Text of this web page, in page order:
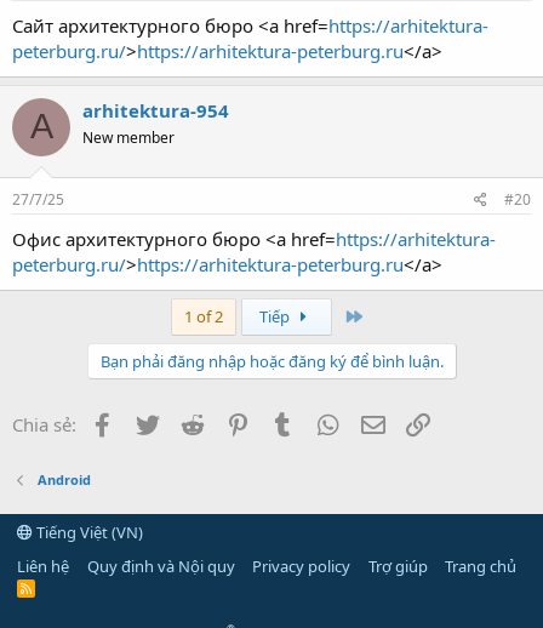
Сайт архитектурного бюро <a href=https://arhitektura-
peterburg.ru/>https://arhitektura-peterburg.ru</a>
A arhitektura-954
New member
27/7/25 #20
Офис архитектурного бюро <a href=https://arhitektura-
peterburg.ru/>https://arhitektura-peterburg.ru</a>
1 of 2 Tiếp
Bạn phải đăng nhập hoặc đăng ký để bình luận.
Chia sẻ: Facebook
Twitter Reddit PinterestTumblr WhatsApp
Email
Android
Tiếng Việt (VN)
Liên hệ
Quy định và Nội quy Privacy policy Trợ giúp Trang chủ
R